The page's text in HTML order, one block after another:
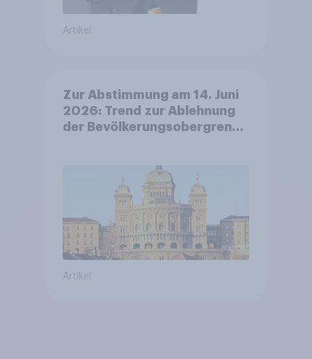
Artikel
Zur Abstimmung am 14. Juni
2026: Trend zur Ablehnung
der Bevölkerungsobergrenze
Zivildienstgesetz sinken
Artikel